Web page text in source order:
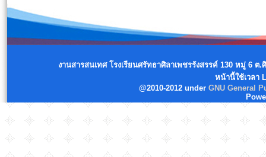
งานสารสนเทศ โรงเรียนศรัทธาศิลาเพชรรังสรรค์ 130 หมู่ 6
หน้านี้ใช้เวลา
@2010-2012 under GNU General